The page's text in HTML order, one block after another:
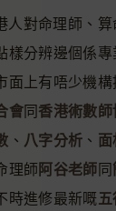
人對命理師、
樣分辨邊個係專
面上有唔少機
會同香港術數
、 八字分析 、
理師阿谷老師同
時進修最新嘅